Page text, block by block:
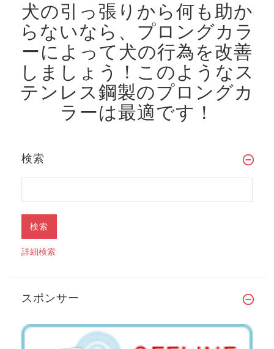
犬の引っ張りから何も助か
らないなら、プロングカラ
ーによって犬の行為を改善
しましょう！ このようなス
テンレス鋼製のプロングカ
ラーは最適です！
検索
詳細検索
スポンサー